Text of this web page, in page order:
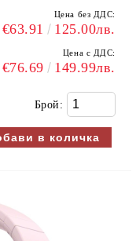
Цена без ДДС:
€63.91 125.00лв.
Цена с ДДС:
€76.69 149.99лв.
Брой: